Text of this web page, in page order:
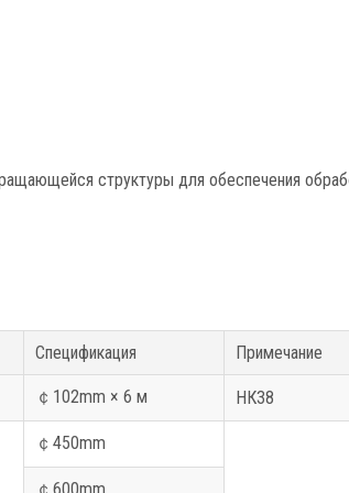
структуры для обеспечения
Спецификация Примечание
￠102mm × 6 м НК38
￠450mm